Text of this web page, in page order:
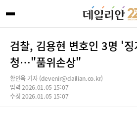
검찰, 김용현 변호인 3명 '
청…"품위손상"
황인욱 기자 (devenir@dailian.co.kr)
입력 2026.01.05 15:07
수정 2026.01.05 15:07